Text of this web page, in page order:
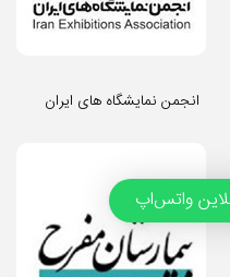
انجمن نمایشگاه های ایران
واتس‌اپ